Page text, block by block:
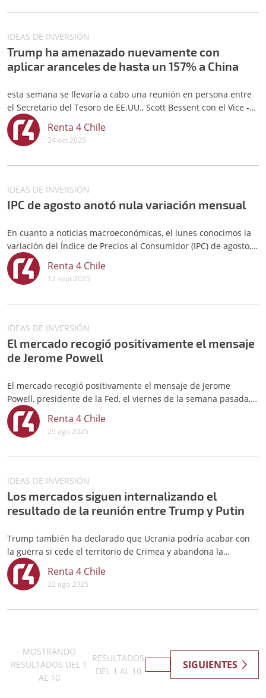
IDEAS DE INVERSIÓN
Trump ha amenazado nuevamente con
aplicar aranceles de hasta un 157% a China
esta semana se llevaría a cabo una reunión en persona entre
el Secretario del Tesoro de EE.UU., Scott Bessent con el Vice -
Primer Ministro de China, He Lifeng
Renta 4 Chile
24 oct 2025
IDEAS DE INVERSIÓN
IPC de agosto anotó nula variación mensual
En cuanto a noticias macroeconómicas, el lunes conocimos la
variación del Índice de Precios al Consumidor (IPC) de agosto,
el que anotó nula variación mensual, es decir, 0,0% en agosto
(vs +0,2%e), acumulando un 2,9% en el año y un 4,0% en doce
meses.
Renta 4 Chile
12 sept 2025
IDEAS DE INVERSIÓN
El mercado recogió positivamente el mensaje
de Jerome Powell
El mercado recogió positivamente el mensaje de Jerome
Powell, presidente de la Fed, el viernes de la semana pasada,
quien mantuvo un tono más dovish y dejó la puerta abierta a
una rebaja de la tasa de política monetaria de EE.UU., en la
próxima reunión del 17 de septiembre.
Renta 4 Chile
29 ago 2025
IDEAS DE INVERSIÓN
Los mercados siguen internalizando el
resultado de la reunión entre Trump y Putin
Trump también ha declarado que Ucrania podría acabar con
la guerra si cede el territorio de Crimea y abandona la
candidatura a la OTAN.
Renta 4 Chile
22 ago 2025
MOSTRANDO
RESULTADOS DEL 1
AL 10
RESULTADOS
DEL 1 AL 10 SIGUIENTES